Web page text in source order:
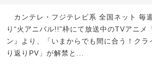
カンテレ・フジテレビ系 全国ネット 毎
り“火アニバル!!”枠にて放送中のTVアニメ
ン』より、「いまからでも間に合う！クラ
り返りPV」が解禁と...